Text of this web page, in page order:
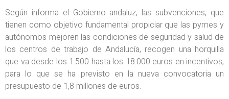
Según informa el Gobierno andaluz, las subvenciones, que
tienen como objetivo fundamental propiciar que las pymes y
autónomos mejoren las condiciones de seguridad y salud de
los centros de trabajo de Andalucía, recogen una horquilla
que va desde los 1.500 hasta los 18.000 euros en incentivos,
para lo que se ha previsto en la nueva convocatoria un
presupuesto de 1,8 millones de euros.